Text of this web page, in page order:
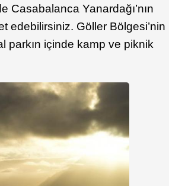
Casabalanca Yanardağı’nın
edebilirsiniz. Göller Bölgesi’nin
parkın içinde kamp ve piknik